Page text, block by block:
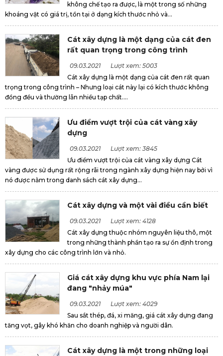
không chế tạo ra được, là một trong số những
khoáng vật có giá trị, tồn tại ở dạng kích thước nhỏ và...
Cát xây dựng là một dạng của cát đen
rất quan trọng trong công trình
09.03.2021
Lượt xem: 5003
Cát xây dựng là một dạng của cát đen rất quan
trọng trong công trình – Nhưng loại cát này lại có kích thước không
đồng đều và thường lẫn nhiều tạp chất....
Ưu điểm vượt trội của cát vàng xây
dựng
09.03.2021
Lượt xem: 3845
Ưu điểm vượt trội của cát vàng xây dựng Cát
vàng được sử dụng rất rộng rãi trong ngành xây dựng hiện nay bởi vì
nó được nằm trong danh sách cát xây dựng...
Cát xây dựng và một vài điều cần biết
09.03.2021
Lượt xem: 4128
Cát xây dựng thuộc nhóm nguyên liệu thô, một
trong những thành phần tạo ra sự ổn định trong
xây dựng cho các công trình lớn và nhỏ.
Giá cát xây dựng khu vực phía Nam lại
đang "nhảy múa"
09.03.2021
Lượt xem: 4029
Sau sắt thép, đá, xi măng, giá cát xây dựng đang
tăng vọt, gây khó khăn cho doanh nghiệp và người dân.
Cát xây dựng là một trong những loại